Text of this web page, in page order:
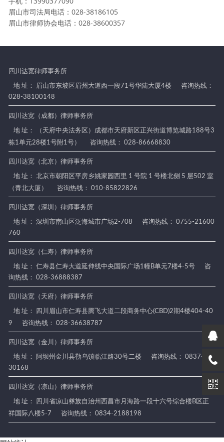
眉山市司法局电话：028-38186105
眉山市律师协会电话：028-38600357
四川达宽律师事务所
地 址： 眉山市东坡区眉州大道西一段71号华陆大厦4楼
咨询热线：
028-38100148
四川达宽（成都）律师事务所
地 址： （天府中央法务区）成都市天府新区正兴街道博览城路188号3
栋1单元28楼1号附1号）
咨询热线： 028-86668830
四川达宽（北京）律师事务所
地 址： 北京市朝阳区平房乡姚家园西里 1 号院 1 号楼北侧 5 层502 室
（青北大厦）
咨询热线： 010-85822826
四川达宽（深圳）律师事务所
地 址： 深圳市南山区泛海城市广场2-708
咨询热线： 0755-21600
760
四川达宽（仁寿）律师事务所
地 址： 仁寿县仁寿大道延伸线中央国际广场1幢B单元7楼4-5号
咨
询热线： 028-36888387
四川达宽（天府）律师事务所
地 址： 四川眉山市仁寿县腾飞大道二段商务中心(CBD)2期4楼404-40
9
咨询热线： 028-36638787
四川达宽（金川）律师事务所
地 址： 阿坝州金川县勒乌镇临江路30号二楼
咨询热线： 0837-88
30168
四川达宽（凉山）律师事务所
地 址： 四川省凉山彝族自治州西昌市月海路一段十六号综合楼B区正
祥国际八楼5-7
咨询热线： 0834-2188198